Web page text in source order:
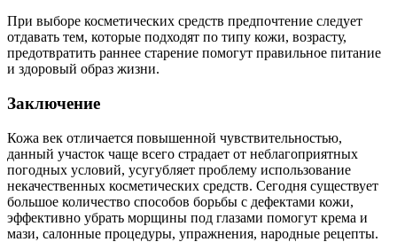
При выборе косметических средств предпочтение следует
отдавать тем, которые подходят по типу кожи, возрасту,
предотвратить раннее старение помогут правильное питание
и здоровый образ жизни.
Заключение
Кожа век отличается повышенной чувствительностью,
данный участок чаще всего страдает от неблагоприятных
погодных условий, усугубляет проблему использование
некачественных косметических средств. Сегодня существует
большое количество способов борьбы с дефектами кожи,
эффективно убрать морщины под глазами помогут крема и
мази, салонные процедуры, упражнения, народные рецепты.